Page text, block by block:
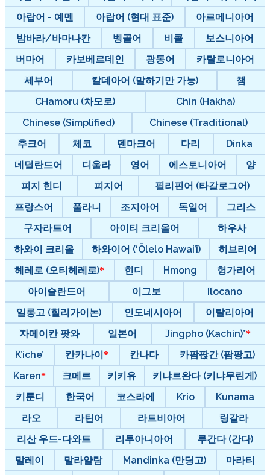
아랍어 - 예멘
아랍어 (현대 표준)
아르메니아어
밤바라/바마나칸
벵골어 비콜
보스니아어
버마어
카보베르데인 광동어
카탈로니아어
세부어
칼데아어 (말하기만 가능)
챔
CHamoru (차모로)
Chin (Hakha)
Chinese (Simplified)
Chinese (Traditional)
추크어
체코 덴마크어 다리
Dinka
네덜란드어
디울라 영어 에스토니아어
양
피지 힌디
피지어
필리핀어 (타갈로그어)
프랑스어
풀라니 조지아어 독일어
그리스
구자라트어
아이티 크리올어
하우사
하와이 크리올
하와이어 (‘Ōlelo Hawai’i)
히브리어
헤레로 (오티헤레로)
힌디 Hmong
헝가리어
아이슬란드어
이그보
Ilocano
일롱고 (힐리가이논)
인도네시아어
이탈리아어
자메이칸 팟와
일본어
Jingpho (Kachin)*
K’iche’
칸카나이 칸나다
카팜팑간 (팜팡고)
Karen
크메르 키키유
키냐르완다 (키냐무린게)
키룬디
한국어 코스라에 Krio
Kunama
라오
라틴어 라트비아어
링갈라
리산 우드-다와트
리투아니아어
루간다 (간다)
말레이
말라얄람 Mandinka (만딩고)
마라티